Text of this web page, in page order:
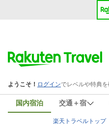
国内宿泊 交通＋宿
楽天トラベルトップ